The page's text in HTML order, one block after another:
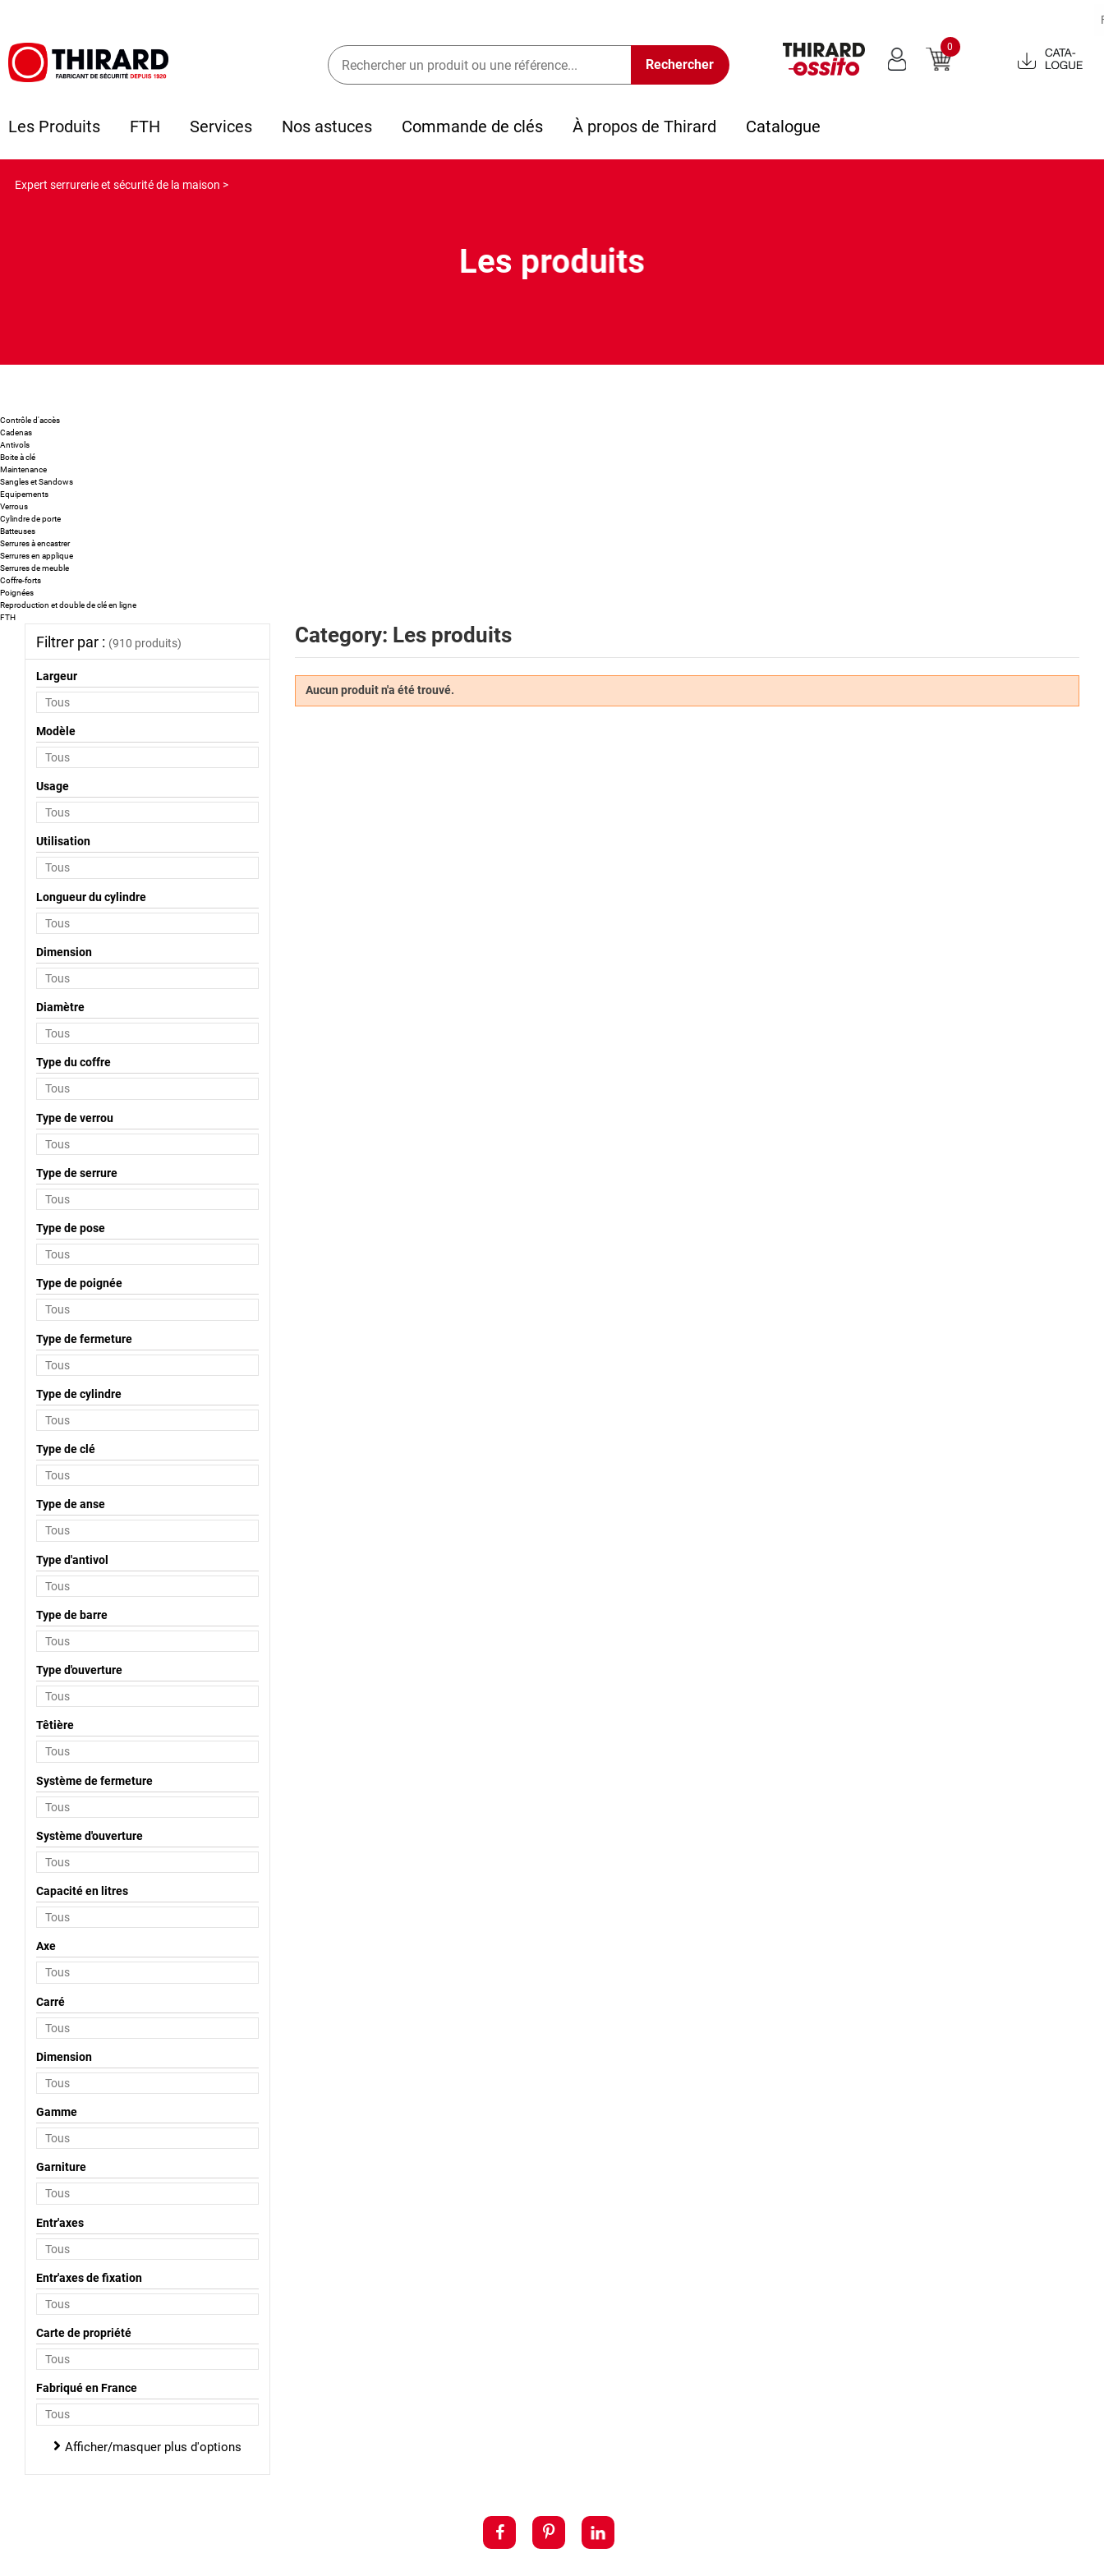
0
Catalogue
2022
Les Produits FTH Services Nos astuces Commande de clés À propos de Thirard Catalogue
Expert serrurerie et sécurité de la maison >
Les produits
Contrôle d'accès
Cadenas
Antivols
Boite à clé
Maintenance
Sangles et Sandows
Equipements
Verrous
Cylindre de porte
Batteuses
Serrures à encastrer
Serrures en applique
Serrures de meuble
Coffre-forts
Poignées
Reproduction et double de clé en ligne
FTH
Category: Les produits
Aucun produit n'a été trouvé.
Filtrer par : (910 produits)
Largeur
Modèle
Usage
Utilisation
Longueur du cylindre
Dimension
Diamètre
Type du coffre
Type de verrou
Type de serrure
Type de pose
Type de poignée
Type de fermeture
Type de cylindre
Type de clé
Type de anse
Type d'antivol
Type de barre
Type d'ouverture
Têtière
Système de fermeture
Système d'ouverture
Capacité en litres
Axe
Carré
Dimension
Gamme
Garniture
Entr'axes
Entr'axes de fixation
Carte de propriété
Fabriqué en France
Afficher/masquer plus d'options